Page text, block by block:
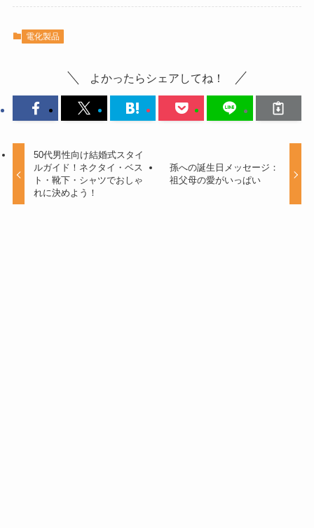
電化製品
よかったらシェアしてね！
50代男性向け結婚式スタイ
ルガイド！ネクタイ・ベス
ト・靴下・シャツでおしゃ
れに決めよう！
孫への誕生日メッセージ：
祖父母の愛がいっぱい